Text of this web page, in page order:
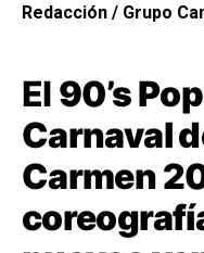
Redacción / Grupo
El 90’s
Carnaval
Carmen